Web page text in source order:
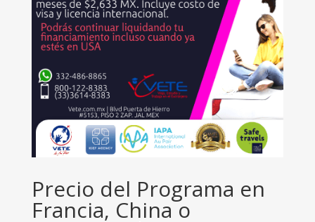
Precio del Programa en
Francia, China o